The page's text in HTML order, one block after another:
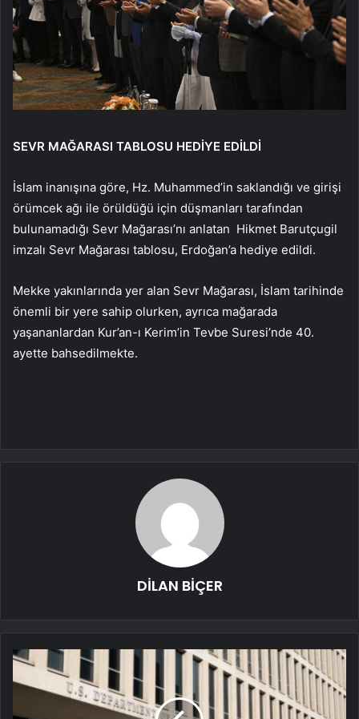
SEVR MAĞARASI TABLOSU HEDİYE EDİLDİ
İslam inanışına göre, Hz. Muhammed’in saklandığı ve girişi
örümcek ağı ile örüldüğü için düşmanları tarafından
bulunamadığı Sevr Mağarası’nı anlatan Hikmet Barutçugil
imzalı Sevr Mağarası tablosu, Erdoğan’a hediye edildi.
Mekke yakınlarında yer alan Sevr Mağarası, İslam tarihinde
önemli bir yere sahip olurken, ayrıca mağarada
yaşananlardan Kur’an-ı Kerim’in Tevbe Suresi’nde 40.
ayette bahsedilmekte.
DİLAN BİÇER